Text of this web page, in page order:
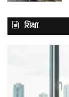
शिक्षा